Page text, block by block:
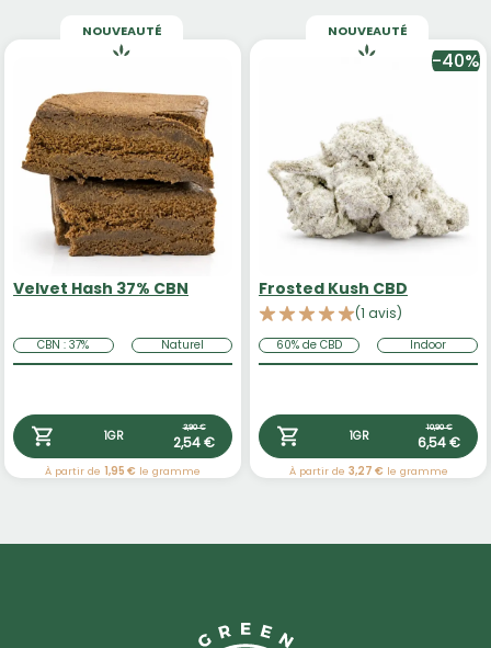
NOUVEAUTÉ
Velvet Hash 37% CBN
CBN : 37% Naturel
1GR
3,90 €
2,54 €
À partir de 1,95 € le gramme
NOUVEAUTÉ
-40%
Frosted Kush CBD
(1 avis)
60% de CBD Indoor
1GR
10,90 €
6,54 €
À partir de 3,27 € le gramme